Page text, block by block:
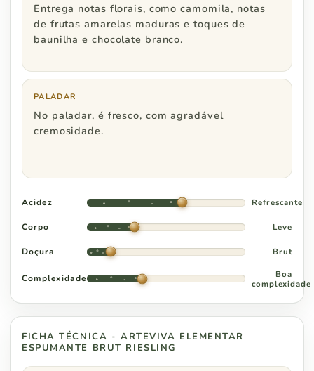
Entrega notas florais, como camomila, notas
de frutas amarelas maduras e toques de
baunilha e chocolate branco.
PALADAR
No paladar, é fresco, com agradável
cremosidade.
Acidez Refrescante
Corpo Leve
Doçura Brut
Complexidade
Boa
complexidade
FICHA TÉCNICA - ARTEVIVA ELEMENTAR
ESPUMANTE BRUT RIESLING